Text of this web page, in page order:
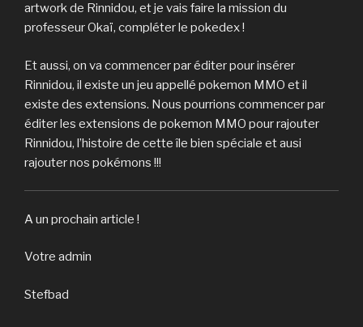
artwork de Rinnidou, et je vais faire la mission du
professeur Okaï, compléter le pokedex !
Et aussi, on va commencer par éditer pour insérer
Rinnidou, il existe un jeu appellé pokemon MMO et il
existe des extensions. Nous pourrions commencer par
éditer les extensions de pokemon MMO pour rajouter
Rinnidou, l’histoire de cette île bien spéciale et ausi
rajouter nos pokémons !!!
A un prochain article !
Votre admin
Stefbad